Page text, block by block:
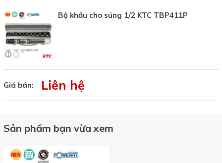
Hình ảnh chi tiết bộ sản phẩm KTC TBP411P loại 1/2 inch
Bộ tuýp khẩu 1/2 inch loại 6 cạnh
Bộ khẩu cho súng 1/2 KTC TBP411P
Giá bán: Liên hệ
Sản phẩm bạn vừa xem